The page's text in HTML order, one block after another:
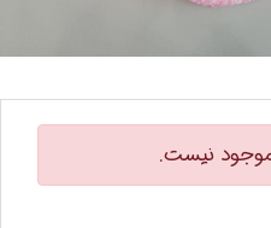
نیست.